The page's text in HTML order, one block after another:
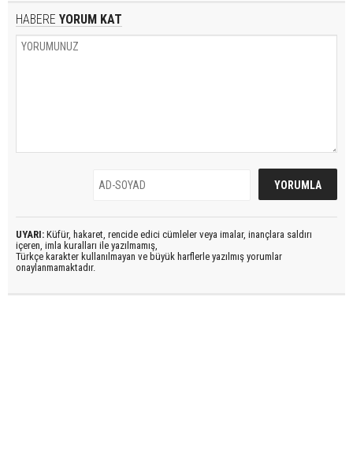
HABERE YORUM KAT
UYARI: Küfür, hakaret, rencide edici cümleler veya imalar, inançlara saldırı
içeren, imla kuralları ile yazılmamış,
Türkçe karakter kullanılmayan ve büyük harflerle yazılmış yorumlar
onaylanmamaktadır.